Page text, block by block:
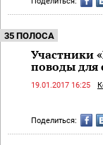
35 ПОЛОСА
Участники
поводы для
19.01.2017 16:25
Поделиться: